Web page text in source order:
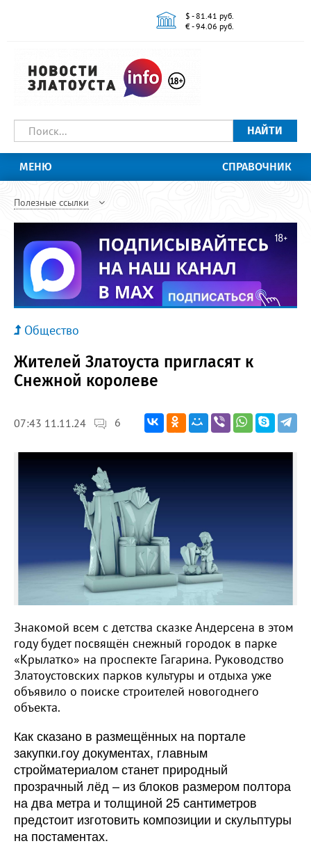
$ - 81.41 руб.
€ - 94.06 руб.
НАЙТИ
МЕНЮ СПРАВОЧНИК
Полезные ссылки
Общество
Жителей Златоуста пригласят к
Снежной королеве
07:43 11.11.24 6
Знакомой всем с детства сказке Андерсена в этом
году будет посвящён снежный городок в парке
«Крылатко» на проспекте Гагарина. Руководство
Златоустовских парков культуры и отдыха уже
объявило о поиске строителей новогоднего
объекта.
Как сказано в размещённых на портале
закупки.гоу документах, главным
стройматериалом станет природный
прозрачный лёд – из блоков размером полтора
на два метра и толщиной 25 сантиметров
предстоит изготовить композиции и скульптуры
на постаментах.